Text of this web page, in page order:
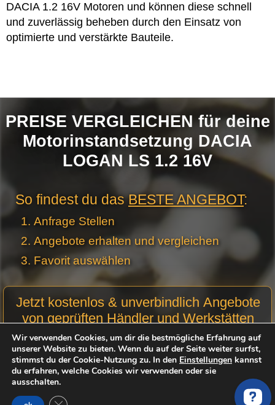
DACIA 1.2 16V Motoren und können diese schnell
und zuverlässig beheben durch den Einsatz von
optimierte und verstärkte Bauteile.
PREISE VERGLEICHEN für deine
Motorinstandsetzung DACIA
LOGAN LS 1.2 16V
So findest du dasBESTE ANGEBOT:
Anfrage Stellen
Angebote erhalten und vergleichen
Favorit auswählen
Anfrage
Stellen -
Neue
Produktseiten
Jetzt kostenlos & unverbindlich Angebote
von geprüften Händler und Werkstätten
einfordern:
Motorcode:
Optional
Wir verwenden Cookies, um dir die bestmögliche Erfahrung auf
unserer Website zu bieten. Wenn du auf der Seite weiter surfst,
stimmst du der Cookie-Nutzung zu. In den Einstellungen kannst
du erfahren, welche Cookies wir verwenden oder sie
ausschalten.
GDPR Cookie-Banner schließen